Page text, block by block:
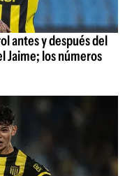
antes y después del
Jaime; los números